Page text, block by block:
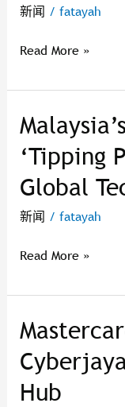
新闻 / fatayah
for
Future
Read More »
‘Tipping
Global
新闻 / fatayah
Malaysia’s
Cyberjaya
at
‘Tipping
Now
Global
Goal
Read More »
Hub
Mastercard
to
Transform
Cyberjaya